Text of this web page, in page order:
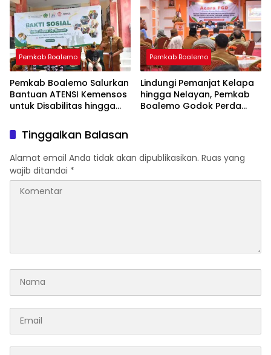
Pemkab Boalemo
Pemkab Boalemo Salurkan
Bantuan ATENSI Kemensos
untuk Disabilitas hingga
Pemkab Boalemo
Lindungi Pemanjat Kelapa
hingga Nelayan, Pemkab
Boalemo Godok Perda
Tinggalkan Balasan
Alamat email Anda tidak akan dipublikasikan. Ruas yang
wajib ditandai *